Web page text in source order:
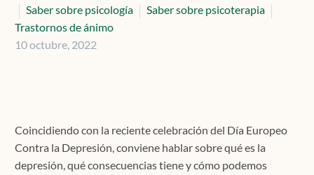
Saber sobre psicología
Saber sobre psicoterapia
Trastornos de ánimo
10 octubre, 2022
Coincidiendo con la reciente celebración del Día Europeo
Contra la Depresión, conviene hablar sobre qué es la
depresión, qué consecuencias tiene y cómo podemos